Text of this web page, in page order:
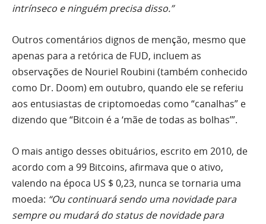
intrínseco e ninguém precisa disso.”
Outros comentários dignos de menção, mesmo que
apenas para a retórica de FUD, incluem as
observações de Nouriel Roubini (também conhecido
como Dr. Doom) em outubro, quando ele se referiu
aos entusiastas de criptomoedas como “canalhas” e
dizendo que “Bitcoin é a ‘mãe de todas as bolhas’”.
O mais antigo desses obituários, escrito em 2010, de
acordo com a 99 Bitcoins, afirmava que o ativo,
valendo na época US $ 0,23, nunca se tornaria uma
moeda: “Ou continuará sendo uma novidade para
sempre ou mudará do status de novidade para